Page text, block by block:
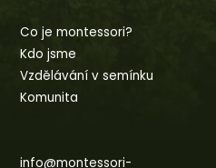
Co je montessori?
Kdo jsme
Vzdělávání v semínku
Komunita
info@montessori-